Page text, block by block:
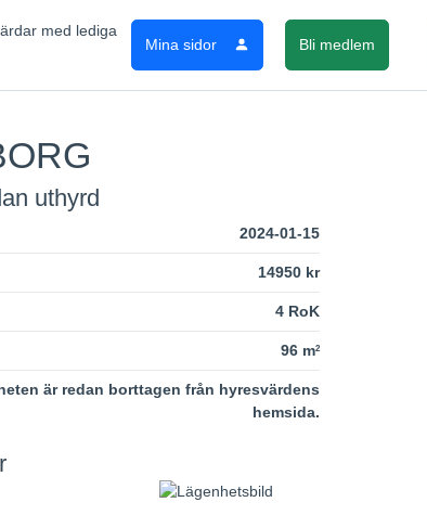
Mina sidor Bli medlem
uthyrd
2024-01-15
14950 kr
4 RoK
96 m2
är redan borttagen från hyresvärdens
hemsida.